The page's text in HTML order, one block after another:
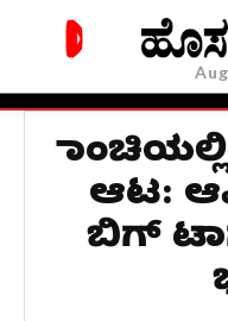
ಆಟ:
ಬಿಗ್